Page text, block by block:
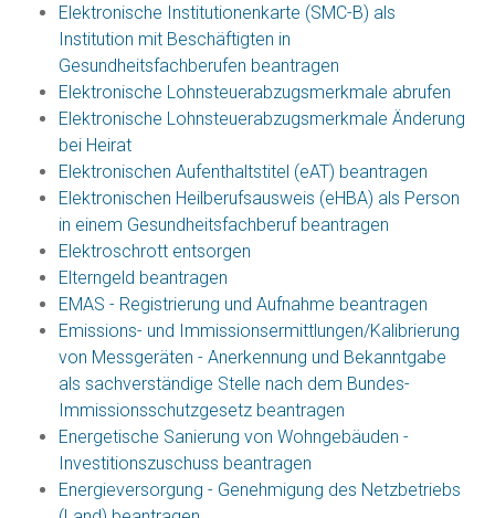
Elektronische Institutionenkarte (SMC-B) als
Institution mit Beschäftigten in
Gesundheitsfachberufen beantragen
Elektronische Lohnsteuerabzugsmerkmale abrufen
Elektronische Lohnsteuerabzugsmerkmale Änderung
bei Heirat
Elektronischen Aufenthaltstitel (eAT) beantragen
Elektronischen Heilberufsausweis (eHBA) als Person
in einem Gesundheitsfachberuf beantragen
Elektroschrott entsorgen
Elterngeld beantragen
EMAS - Registrierung und Aufnahme beantragen
Emissions- und Immissionsermittlungen/Kalibrierung
von Messgeräten - Anerkennung und Bekanntgabe
als sachverständige Stelle nach dem Bundes-
Immissionsschutzgesetz beantragen
Energetische Sanierung von Wohngebäuden -
Investitionszuschuss beantragen
Energieversorgung - Genehmigung des Netzbetriebs